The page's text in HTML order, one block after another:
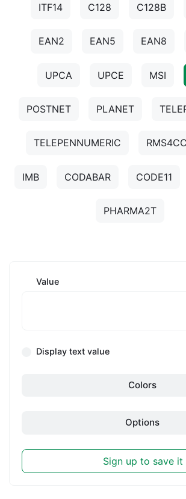
ITF14 C128 C128B
EAN2 EAN5 EAN8
UPCA UPCE MSI
POSTNET PLANET
TELEPENNUMERIC RMS4CC
IMB CODABAR CODE11
PHARMA2T
Value
Display text value
Colors
Options
Sign up to save it